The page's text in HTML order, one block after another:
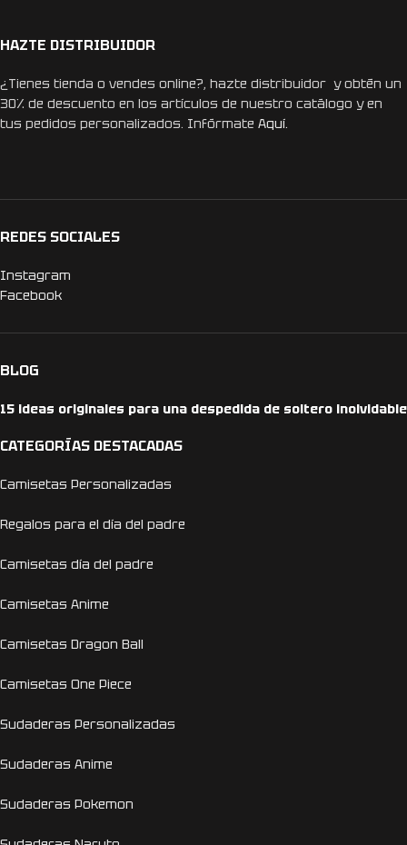
HAZTE DISTRIBUIDOR
¿Tienes tienda o vendes online?, hazte distribuidor y obtén un
30% de descuento en los artículos de nuestro catálogo y en
tus pedidos personalizados. Infórmate Aquí.
REDES SOCIALES
Instagram
Facebook
BLOG
15 ideas originales para una despedida de soltero inolvidable
CATEGORÍAS DESTACADAS
Camisetas Personalizadas
Regalos para el día del padre
Camisetas día del padre
Camisetas Anime
Camisetas Dragon Ball
Camisetas One Piece
Sudaderas Personalizadas
Sudaderas Anime
Sudaderas Pokemon